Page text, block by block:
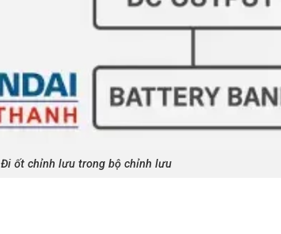
Đi ốt chỉnh lưu trong bộ chỉnh lưu